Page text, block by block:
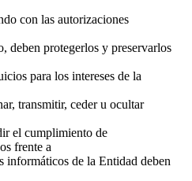
con las autorizaciones
deben protegerlos y preservarlos
para los intereses de la
transmitir, ceder u ocultar
el cumplimiento de
frente a
informáticos de la Entidad deben